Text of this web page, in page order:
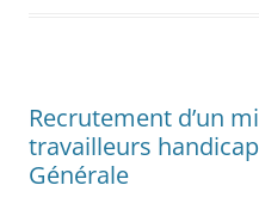
Recrutement d’un
travailleurs
Générale